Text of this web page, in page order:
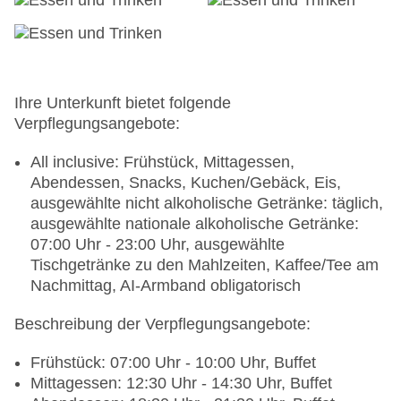
ohne Gebühr, an der Rezeption/in der Lobby:
Gepäckservice
Zahlungsarten: TUI Card / VISA, MasterCard,
Haustiere nicht erlaubt
Parkmöglichkeiten: Stellplätze, nicht überdacht:
ohne Gebühr, Reservierung nicht notwendig
Tagungseinrichtungen: klimatisierte
Tagungsräume, Coffee Breaks: gegen Gebühr
Zimmer: 542
Landeskategorie: 5 Sterne
Ihre Unterkunft bietet folgende
Verpflegungsangebote:
All inclusive: Frühstück, Mittagessen,
Abendessen, Snacks, Kuchen/Gebäck, Eis,
ausgewählte nicht alkoholische Getränke: täglich,
ausgewählte nationale alkoholische Getränke:
07:00 Uhr - 23:00 Uhr, ausgewählte
Tischgetränke zu den Mahlzeiten, Kaffee/Tee am
Nachmittag, AI-Armband obligatorisch
Beschreibung der Verpflegungsangebote:
Frühstück: 07:00 Uhr - 10:00 Uhr, Buffet
Mittagessen: 12:30 Uhr - 14:30 Uhr, Buffet